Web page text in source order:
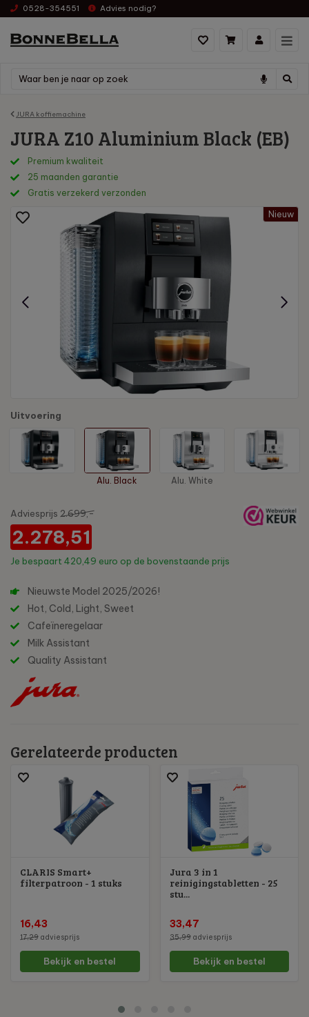
0528-354551 Advies nodig?
JURA koffiemachine
JURA Z10 Aluminium Black (EB)
Nieuw
Nieuwste Model 2025/2026!
Hot, Cold, Light, Sweet
Cafeïneregelaar
Milk Assistant
Quality Assistant
Uitvoering
Alu. Black Alu. White
Adviesprijs 2.699,-
2.278,51
Je bespaart 420,49 euro op de bovenstaande prijs
Premium kwaliteit
25 maanden garantie
Gratis verzekerd verzonden
Gerelateerde producten
CLARIS Smart+
filterpatroon - 1 stuks
16,43
17,29 adviesprijs
Bekijk en bestel
Jura 3 in 1
reinigingstabletten - 25
stu...
33,47
35,99adviesprijs
Bekijk en bestel